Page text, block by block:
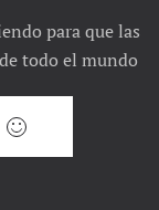
para que las
todo el mundo